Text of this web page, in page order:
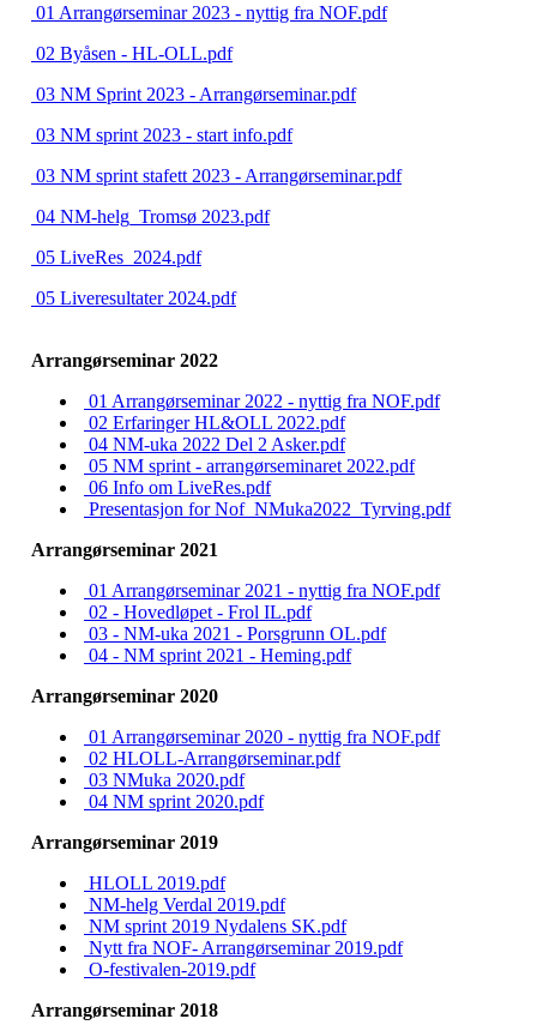
01 Arrangørseminar 2023 - nyttig fra NOF.pdf
02 Byåsen - HL-OLL.pdf
03 NM Sprint 2023 - Arrangørseminar.pdf
03 NM sprint 2023 - start info.pdf
03 NM sprint stafett 2023 - Arrangørseminar.pdf
04 NM-helg_Tromsø 2023.pdf
05 LiveRes_2024.pdf
05 Liveresultater 2024.pdf
Arrangørseminar 2022
01 Arrangørseminar 2022 - nyttig fra NOF.pdf
02 Erfaringer HL&OLL 2022.pdf
04 NM-uka 2022 Del 2 Asker.pdf
05 NM sprint - arrangørseminaret 2022.pdf
06 Info om LiveRes.pdf
Presentasjon for Nof_NMuka2022_Tyrving.pdf
Arrangørseminar 2021
01 Arrangørseminar 2021 - nyttig fra NOF.pdf
02 - Hovedløpet - Frol IL.pdf
03 - NM-uka 2021 - Porsgrunn OL.pdf
04 - NM sprint 2021 - Heming.pdf
Arrangørseminar 2020
01 Arrangørseminar 2020 - nyttig fra NOF.pdf
02 HLOLL-Arrangørseminar.pdf
03 NMuka 2020.pdf
04 NM sprint 2020.pdf
Arrangørseminar 2019
HLOLL 2019.pdf
NM-helg Verdal 2019.pdf
NM sprint 2019 Nydalens SK.pdf
Nytt fra NOF- Arrangørseminar 2019.pdf
O-festivalen-2019.pdf
Arrangørseminar 2018